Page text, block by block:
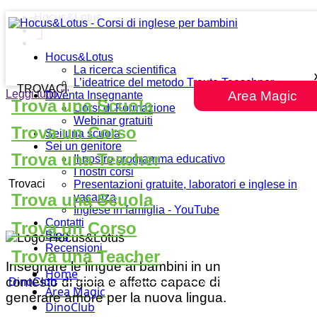
Hocus&Lotus
La ricerca scientifica
L’ideatrice del metodo Traute Taeschner
Diventa Insegnante
Corsi di Formazione
Webinar gratuiti
Sei una scuola
Sei un genitore
Il nostro programma educativo
I nostri corsi
Presentazioni gratuite, laboratori e inglese in
vacanza
Inglese in famiglia - YouTube
Contatti
Blog
Recensioni
Home
Area Magic
DinoClub
Area Magic
TROVACI
Trova una Scuola
Trova un Corso
Trova una Teacher
Trovaci
Trova una Scuola
Trova un Corso
Trova una Teacher
DinoClub
Hocus&Lotus
Leggi tutto""
Insegnare le lingue ai bambini in un
contesto di gioia e affetto capace di
generare amore per la nuova lingua.